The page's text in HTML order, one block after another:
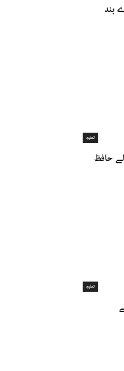
ادارے بند
تعلیم
حافظ
تعلیم